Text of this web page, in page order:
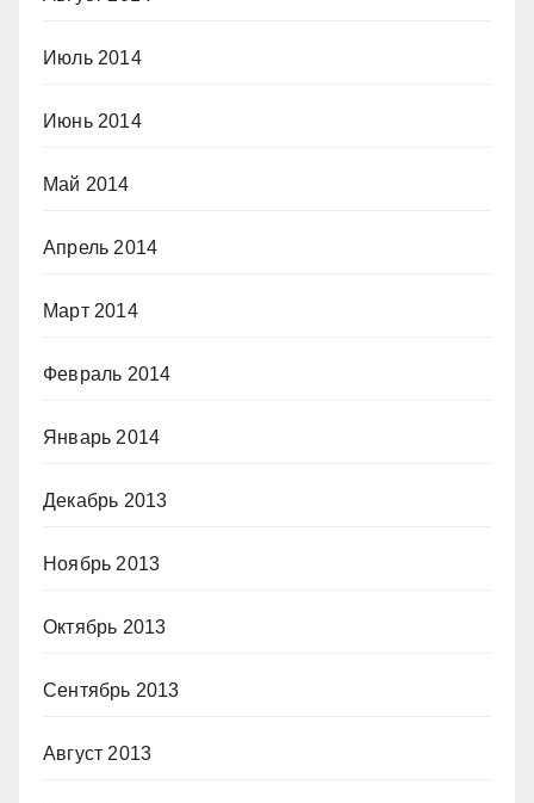
Июль 2014
Июнь 2014
Май 2014
Апрель 2014
Март 2014
Февраль 2014
Январь 2014
Декабрь 2013
Ноябрь 2013
Октябрь 2013
Сентябрь 2013
Август 2013